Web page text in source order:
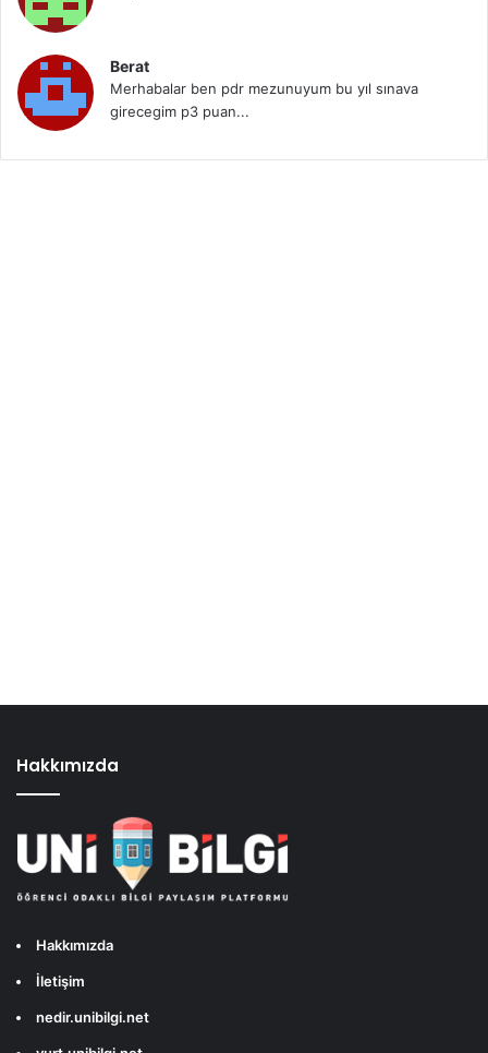
Berat
Merhabalar ben pdr mezunuyum bu yıl sınava
girecegim p3 puan...
Hakkımızda
Hakkımızda
İletişim
nedir.unibilgi.net